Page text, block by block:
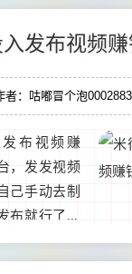
新版强势来
AI 创富功
发布视频赚
者：咕嘟冒个泡0002883
布视频赚
，发发视频
己手动去制
布就行了！
音、快手、
全部都包含